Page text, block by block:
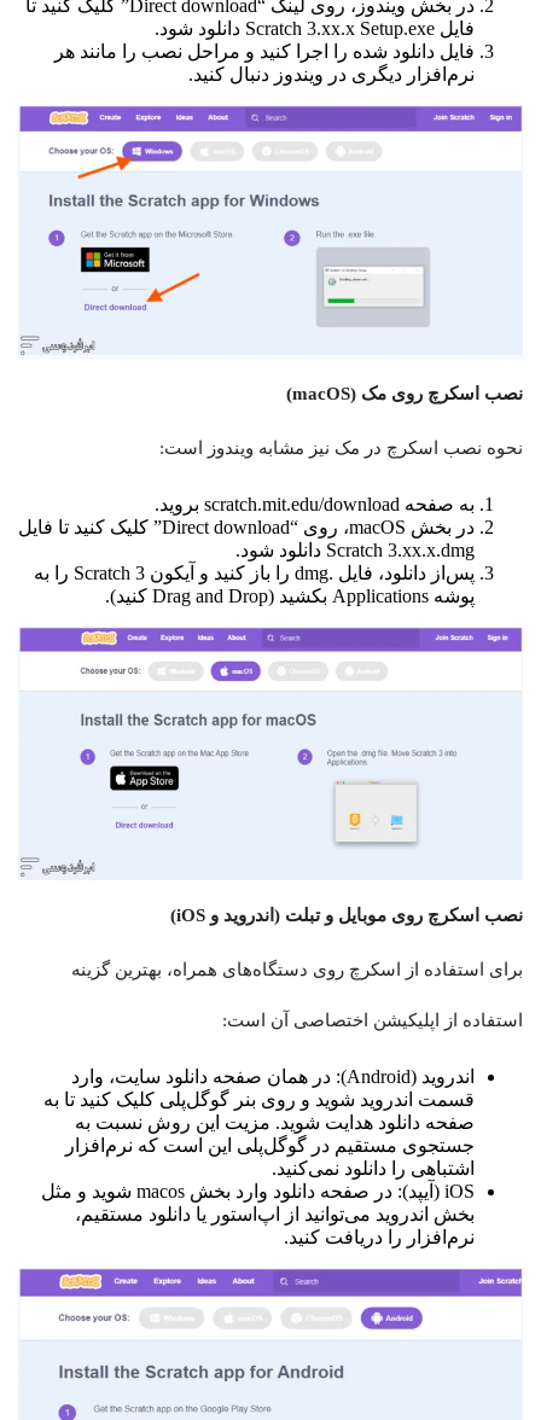
در بخش ویندوز، روی لینک “Direct download” کلیک کنید تا
فایل Scratch 3.xx.x Setup.exe دانلود شود.
فایل دانلود شده را اجرا کنید و مراحل نصب را مانند هر
نرم‌افزار دیگری در ویندوز دنبال کنید.
نصب اسکرچ روی مک (macOS)
نحوه نصب اسکرچ در مک نیز مشابه ویندوز است:
به صفحه scratch.mit.edu/download بروید.
در بخش macOS، روی “Direct download” کلیک کنید تا فایل
Scratch 3.xx.x.dmg دانلود شود.
پس‌از دانلود، فایل .dmg را باز کنید و آیکون Scratch 3 را به
پوشه Applications بکشید (Drag and Drop کنید).
نصب اسکرچ روی موبایل و تبلت (اندروید و iOS)
برای استفاده از اسکرچ روی دستگاه‌های همراه، بهترین گزینه
استفاده از اپلیکیشن اختصاصی آن است:
اندروید (Android): در همان صفحه دانلود سایت، وارد
قسمت اندروید شوید و روی بنر گوگل‌پلی کلیک کنید تا به
صفحه دانلود هدایت شوید. مزیت این روش نسبت به
جستجوی مستقیم در گوگل‌پلی این است که نرم‌افزار
اشتباهی را دانلود نمی‌کنید.
iOS (آیپد): در صفحه دانلود وارد بخش macos شوید و مثل
بخش اندروید می‌توانید از اپ‌استور یا دانلود مستقیم،
نرم‌افزار را دریافت کنید.